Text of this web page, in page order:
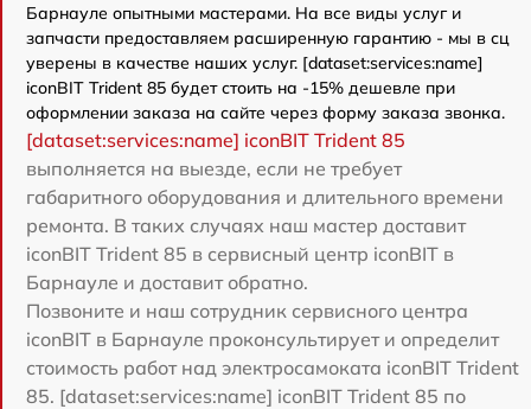
Барнауле опытными мастерами. На все виды услуг и
запчасти предоставляем расширенную гарантию - мы в сц
уверены в качестве наших услуг. [dataset:services:name]
iconBIT Trident 85 будет стоить на -15% дешевле при
оформлении заказа на сайте через форму заказа звонка.
[dataset:services:name] iconBIT Trident 85
выполняется на выезде, если не требует
габаритного оборудования и длительного времени
ремонта. В таких случаях наш мастер доставит
iconBIT Trident 85 в сервисный центр iconBIT в
Барнауле и доставит обратно.
Позвоните и наш сотрудник сервисного центра
iconBIT в Барнауле проконсультирует и определит
стоимость работ над электросамоката iconBIT Trident
85. [dataset:services:name] iconBIT Trident 85 по